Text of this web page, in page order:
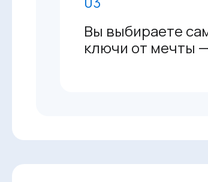
Вы выбираете
ключи от мечты